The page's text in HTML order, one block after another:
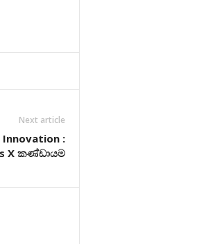
Next article
Innovation :
X කණ්ඩායම